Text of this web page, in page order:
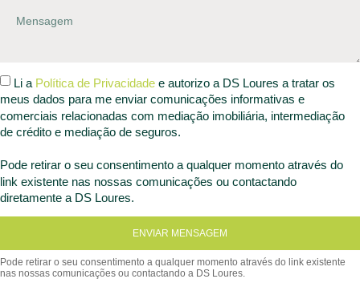
Li a Política de Privacidade e autorizo a DS Loures a tratar os
meus dados para me enviar comunicações informativas e
comerciais relacionadas com mediação imobiliária, intermediação
de crédito e mediação de seguros.
Pode retirar o seu consentimento a qualquer momento através do
link existente nas nossas comunicações ou contactando
diretamente a DS Loures.
ENVIAR MENSAGEM